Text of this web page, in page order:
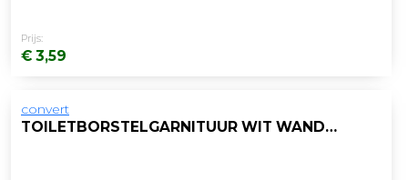
Prijs:
€ 3,59
convert
TOILETBORSTELGARNITUUR WIT WANDBEV.